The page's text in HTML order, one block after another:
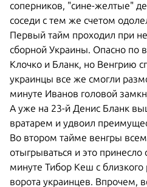
соперников, "сине-желтые"
соседи с тем же счетом
Первый тайм проходил при
сборной Украины. Опасно по
Клочко и Бланк, но Венгрию
украинцы все же смогли
минуте Иванов головой
А уже на 23-й Денис Бланк
вратарем и удвоил
Во втором тайме венгры
отыгрываться и это
минуте Тибор Кеш с близкого
ворота украинцев. Впрочем,